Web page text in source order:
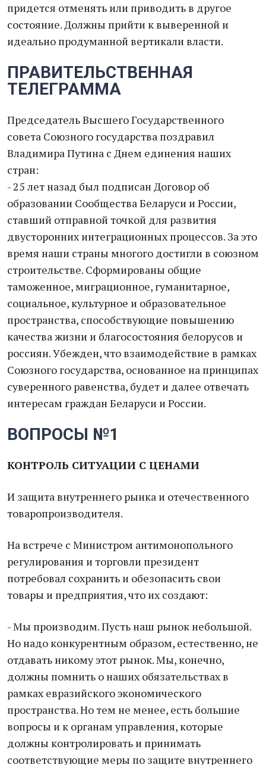
придется отменять или приводить в другое
состояние. Должны прийти к выверенной и
идеально продуманной вертикали власти.
ПРАВИТЕЛЬСТВЕННАЯ
ТЕЛЕГРАММА
Председатель Высшего Государственного
совета Союзного государства поздравил
Владимира Путина с Днем единения наших
стран:
- 25 лет назад был подписан Договор об
образовании Сообщества Беларуси и России,
ставший отправной точкой для развития
двусторонних интеграционных процессов. За это
время наши страны многого достигли в союзном
строительстве. Сформированы общие
таможенное, миграционное, гуманитарное,
социальное, культурное и образовательное
пространства, способствующие повышению
качества жизни и благосостояния белорусов и
россиян. Убежден, что взаимодействие в рамках
Союзного государства, основанное на принципах
суверенного равенства, будет и далее отвечать
интересам граждан Беларуси и России.
ВОПРОСЫ №1
КОНТРОЛЬ СИТУАЦИИ С ЦЕНАМИ
И защита внутреннего рынка и отечественного
товаропроизводителя.
На встрече с Министром антимонопольного
регулирования и торговли президент
потребовал сохранить и обезопасить свои
товары и предприятия, что их создают:
- Мы производим. Пусть наш рынок небольшой.
Но надо конкурентным образом, естественно, не
отдавать никому этот рынок. Мы, конечно,
должны помнить о наших обязательствах в
рамках евразийского экономического
пространства. Но тем не менее, есть большие
вопросы и к органам управления, которые
должны контролировать и принимать
соответствующие меры по защите внутреннего